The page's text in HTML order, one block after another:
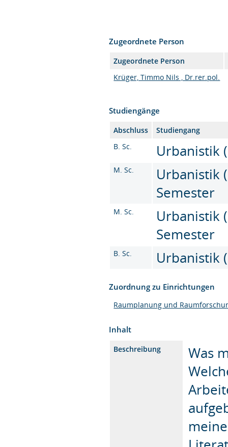
Zugeordnete Person
Zugeordnete Person
Krüger, Timmo Nils , Dr.rer.pol.
Studiengänge
Abschluss
Studiengang
B. Sc.
Urbanistik
M. Sc.
Urbanistik
Semester
M. Sc.
Urbanistik
Semester
B. Sc. Urbanistik
Zuordnung zu Einrichtungen
Raumplanung und
Inhalt
Beschreibung
Was